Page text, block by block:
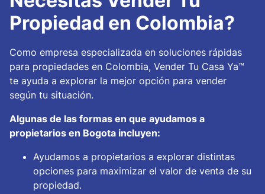
Propiedad en Colombia?
Como empresa especializada en soluciones rápidas
para propiedades en Colombia, Vender Tu Casa Ya™
te ayuda a explorar la mejor opción para vender
según tu situación.
Algunas de las formas en que ayudamos a
propietarios en Bogota incluyen:
Ayudamos a propietarios a explorar distintas
opciones para maximizar el valor de venta de su
propiedad.